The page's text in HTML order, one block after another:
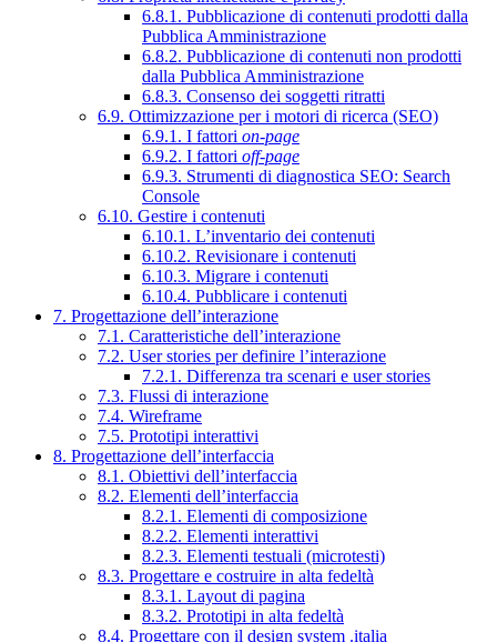
6.8.1. Pubblicazione di contenuti prodotti dalla
Pubblica Amministrazione
6.8.2. Pubblicazione di contenuti non prodotti
dalla Pubblica Amministrazione
6.8.3. Consenso dei soggetti ritratti
6.9. Ottimizzazione per i motori di ricerca (SEO)
6.9.1. I fattori on-page
6.9.2. I fattori off-page
6.9.3. Strumenti di diagnostica SEO: Search
Console
6.10. Gestire i contenuti
6.10.1. L’inventario dei contenuti
6.10.2. Revisionare i contenuti
6.10.3. Migrare i contenuti
6.10.4. Pubblicare i contenuti
7. Progettazione dell’interazione
7.1. Caratteristiche dell’interazione
7.2. User stories per definire l’interazione
7.2.1. Differenza tra scenari e user stories
7.3. Flussi di interazione
7.4. Wireframe
7.5. Prototipi interattivi
8. Progettazione dell’interfaccia
8.1. Obiettivi dell’interfaccia
8.2. Elementi dell’interfaccia
8.2.1. Elementi di composizione
8.2.2. Elementi interattivi
8.2.3. Elementi testuali (microtesti)
8.3. Progettare e costruire in alta fedeltà
8.3.1. Layout di pagina
8.3.2. Prototipi in alta fedeltà
8.4. Progettare con il design system .italia